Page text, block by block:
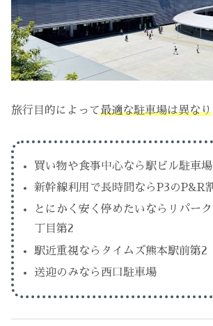
旅行目的によって最適な駐車場は異なり
買い物や食事中心なら駅ビル駐車場
新幹線利用で長時間ならP3のP&R
とにかく安く停めたいならリパー
丁目第2
駅近重視ならタイムズ熊本駅前第2
送迎のみなら西口駐車場